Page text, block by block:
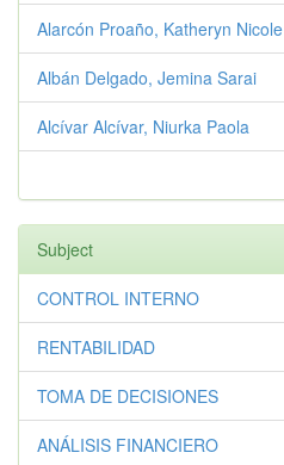
Alarcón Proaño, Katheryn Nicole
Albán Delgado, Jemina Sarai
Alcívar Alcívar, Niurka Paola
Subject
CONTROL INTERNO
RENTABILIDAD
TOMA DE DECISIONES
ANÁLISIS FINANCIERO